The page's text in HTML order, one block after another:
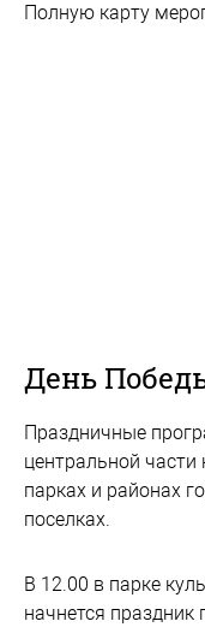
Полную карту
День
Праздничные
центральной части
парках и районах
поселках.
В 12.00 в парке
начнется